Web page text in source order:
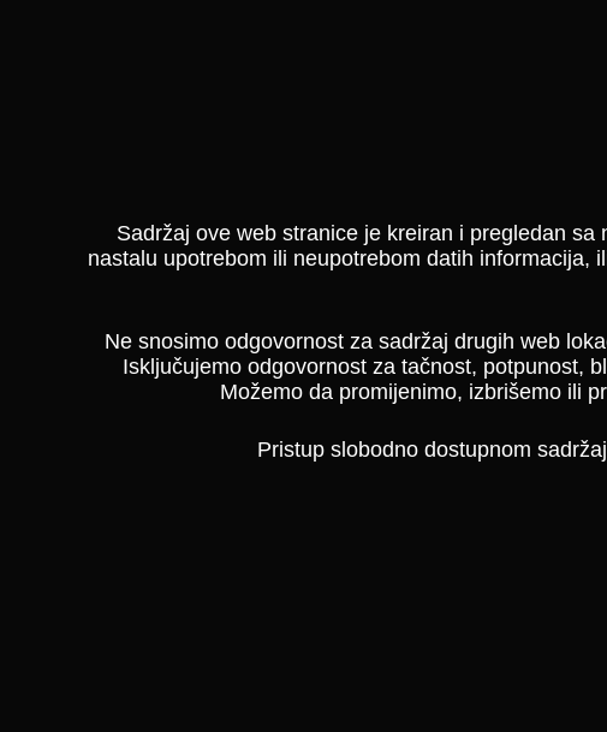
Sadržaj ove web stranice je kreiran i pregledan
nastalu upotrebom ili neupotrebom datih informacija,
Ne snosimo odgovornost za sadržaj drugih web
Isključujemo odgovornost za tačnost, potpunost,
Možemo da promijenimo, izbrišemo ili
Pristup slobodno dostupnom